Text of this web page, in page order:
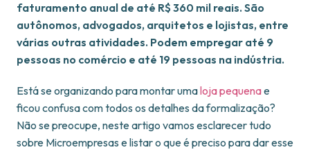
faturamento anual de até R$ 360 mil reais. São
autônomos, advogados, arquitetos e lojistas, entre
várias outras atividades. Podem empregar até 9
pessoas no comércio e até 19 pessoas na indústria.
Está se organizando para montar umaloja pequenae
ficou confusa com todos os detalhes da formalização?
Não se preocupe, neste artigo vamos esclarecer tudo
sobre Microempresas e listar o que é preciso para dar esse